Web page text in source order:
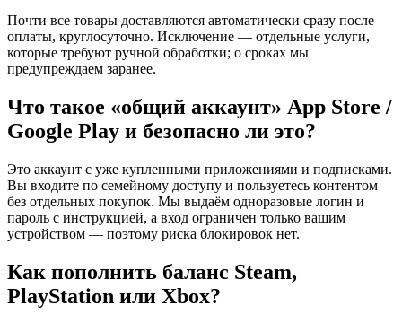
Почти все товары доставляются автоматически сразу после
оплаты, круглосуточно. Исключение — отдельные услуги,
которые требуют ручной обработки; о сроках мы
предупреждаем заранее.
Что такое «общий аккаунт» App Store /
Google Play и безопасно ли это?
Это аккаунт с уже купленными приложениями и подписками.
Вы входите по семейному доступу и пользуетесь контентом
без отдельных покупок. Мы выдаём одноразовые логин и
пароль с инструкцией, а вход ограничен только вашим
устройством — поэтому риска блокировок нет.
Как пополнить баланс Steam,
PlayStation или Xbox?